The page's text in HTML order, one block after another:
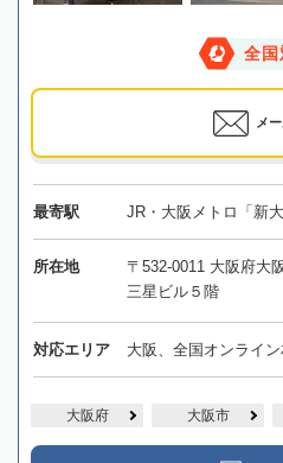
全国
メ
最寄駅 JR・大阪メトロ「新
所在地
〒532-0011 大阪府大
三星ビル５階
対応エリア 大阪、全国オンライ
大阪府 大阪市